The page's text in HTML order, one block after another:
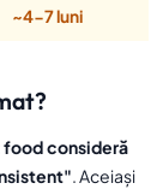
~4-7 luni
consideră
. Aceiași